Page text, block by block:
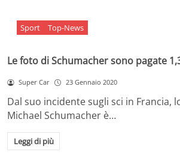
Sport Top-News
Le foto di Schumacher sono pagate
Super Car 23 Gennaio 2020
Dal suo incidente sugli sci in Francia,
Michael Schumacher è…
Leggi di più